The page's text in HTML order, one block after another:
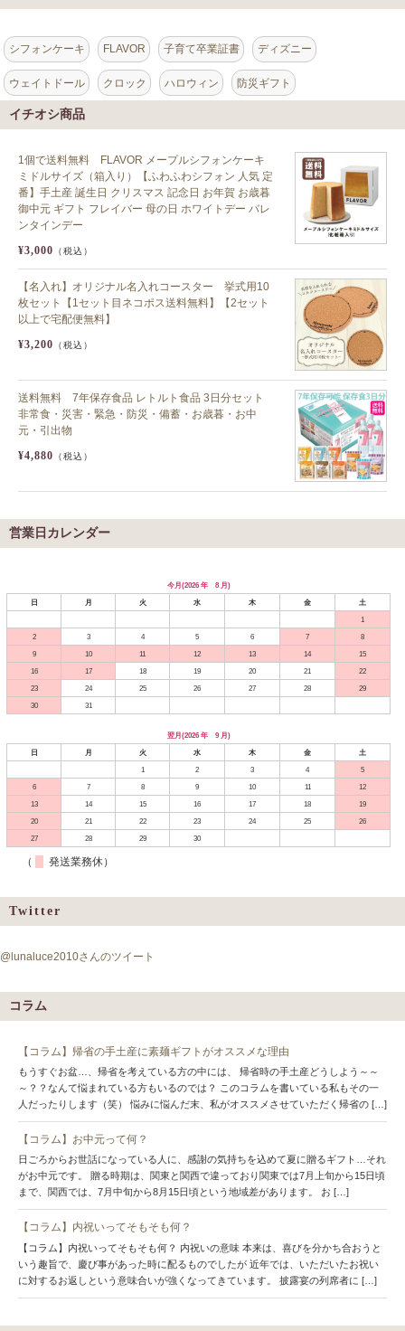
シフォンケーキ FLAVOR 子育て卒業証書 ディズニー
ウェイトドール クロック ハロウィン 防災ギフト
イチオシ商品
1個で送料無料 FLAVOR メープルシフォンケーキ
ミドルサイズ（箱入り）【ふわふわシフォン 人気 定
番】手土産 誕生日 クリスマス 記念日 お年賀 お歳暮
御中元 ギフト フレイバー 母の日 ホワイトデー バレ
ンタインデー
¥3,000 （税込）
【名入れ】オリジナル名入れコースター 挙式用10
枚セット【1セット目ネコポス送料無料】【2セット
以上で宅配便無料】
¥3,200 （税込）
送料無料 7年保存食品 レトルト食品 3日分セット
非常食・災害・緊急・防災・備蓄・お歳暮・お中
元・引出物
¥4,880 （税込）
営業日カレンダー
今月(2026 年 8 月)
日
月 火 水 木 金
土
1
2
3 4 5 6 7
8
9
10 11 12 13 14
15
16
17 18 19 20 21
22
23
24 25 26 27 28
29
30
31
翌月(2026 年 9 月)
日
月 火 水 木 金
土
1
2 3 4
5
6
7 8 9 10 11
12
13
14 15 16 17 18
19
20
21 22 23 24 25
26
27
28 29 30
（ 発送業務休）
Twitter
@lunaluce2010さんのツイート
コラム
【コラム】帰省の手土産に素麺ギフトがオススメな理由
もうすぐお盆…、帰省を考えている方の中には、 帰省時の手土産どうしよう～～
～？？なんて悩まれている方もいるのでは？ このコラムを書いている私もその一
人だったりします（笑） 悩みに悩んだ末、私がオススメさせていただく帰省の […]
【コラム】お中元って何？
日ごろからお世話になっている人に、感謝の気持ちを込めて夏に贈るギフト…それ
がお中元です。 贈る時期は、関東と関西で違っており関東では7月上旬から15日頃
まで、関西では、7月中旬から8月15日頃という地域差があります。 お […]
【コラム】内祝いってそもそも何？
【コラム】内祝いってそもそも何？ 内祝いの意味 本来は、喜びを分かち合おうと
いう趣旨で、慶び事があった時に配るものでしたが 近年では、いただいたお祝い
に対するお返しという意味合いが強くなってきています。 披露宴の列席者に […]